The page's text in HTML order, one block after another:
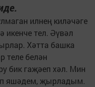
илнең киләчәге
икенче тел. Әүвәл
Хәтта башка
теле белән
бик гаҗәеп хәл. Мин
яшәдем, җырладым.